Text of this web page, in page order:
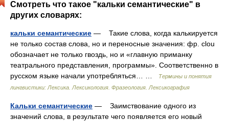
Смотреть что такое "кальки семантические" в
других словарях:
кальки семантические — Такие слова, когда калькируется
не только состав слова, но и переносные значения: фр. clou
обозначает не только гвоздь, но и «главную приманку
театрального представления, программы». Соответственно в
русском языке начали употребляться… …
Термины и понятия
лингвистики: Лексика. Лексикология. Фразеология. Лексикография
Кальки семантические — Заимствование одного из
значений слова, в результате чего появляется его новый